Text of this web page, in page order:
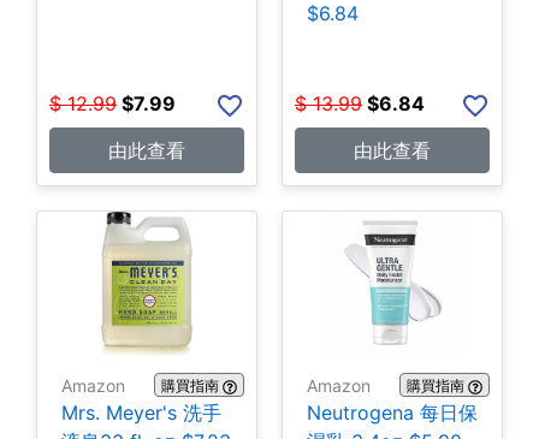
$ 12.99 $7.99
由此查看
$6.84
$ 13.99 $6.84
由此查看
Amazon 購買指南
Mrs. Meyer's 洗手
Amazon 購買指南
Neutrogena 每日保